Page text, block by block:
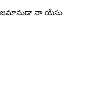
యజమానుడా నా యేసు